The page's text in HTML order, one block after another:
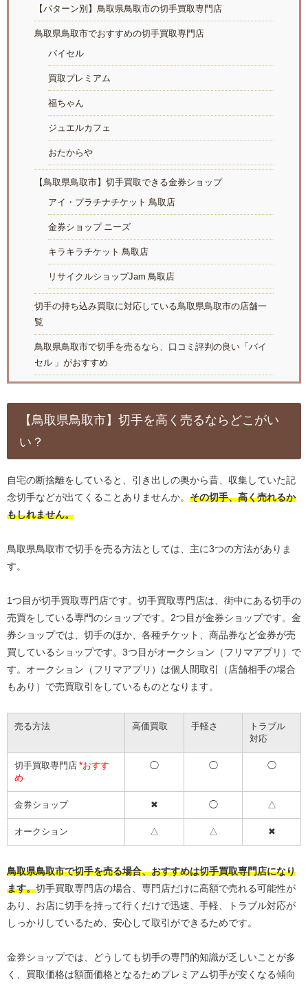
【パターン別】鳥取県鳥取市の切手買取専門店
鳥取県鳥取市でおすすめの切手買取専門店
バイセル
買取プレミアム
福ちゃん
ジュエルカフェ
おたからや
【鳥取県鳥取市】切手買取できる金券ショップ
アイ・プラチナチケット 鳥取店
金券ショップ ニーズ
キラキラチケット 鳥取店
リサイクルショップJam 鳥取店
切手の持ち込み買取に対応している鳥取県鳥取市の店舗一
覧
鳥取県鳥取市で切手を売るなら、口コミ評判の良い「バイ
セル 」がおすすめ
【鳥取県鳥取市】切手を高く売るならどこがい
い？
自宅の断捨離をしていると、引き出しの奥から昔、収集していた記
念切手などが出てくることありませんか。 その切手、高く売れるか
もしれません。
鳥取県鳥取市で切手を売る方法としては、主に3つの方法がありま
す。
1つ目が切手買取専門店です。切手買取専門店は、街中にある切手の
売買をしている専門のショップです。2つ目が金券ショップです。金
券ショップでは、切手のほか、各種チケット、商品券など金券が売
買しているショップです。3つ目がオークション（フリマアプリ）で
す。オークション（フリマアプリ）は個人間取引（店舗相手の場合
もあり）で売買取引をしているものとなります。
売る方法 高価買取 手軽さ
トラブル
対応
切手買取専門店 *おすす
め
◯ ◯ ◯
金券ショップ ✖︎ ◯ △
オークション △ △ ✖︎
鳥取県鳥取市で切手を売る場合、おすすめは切手買取専門店になり
ます。切手買取専門店の場合、専門店だけに高額で売れる可能性が
あり、お店に切手を持って行くだけで迅速、手軽、トラブル対応が
しっかりしているため、安心して取引ができるためです。
金券ショップでは、どうしても切手の専門的知識が乏しいことが多
く、買取価格は額面価格となるためプレミアム切手が安くなる傾向